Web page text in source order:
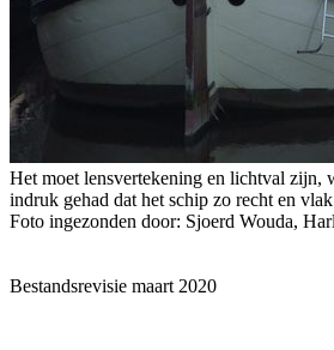
Het moet lensvertekening en lichtval zijn,
indruk gehad dat het schip zo recht en
Foto ingezonden door: Sjoerd Wouda,
Bestandsrevisie maart 2020